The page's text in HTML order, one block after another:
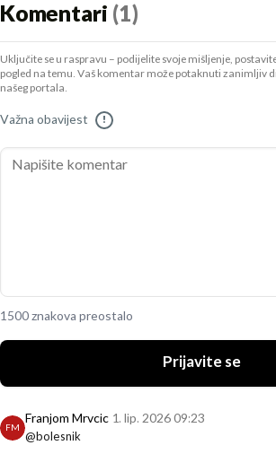
Komentari (1)
Uključite se u raspravu – podijelite svoje mišljenje,
pogled na temu. Vaš komentar može potaknuti zanimljiv
našeg portala.
Važna obavijest !
1500 znakova preostalo
Prijavite se
FM
Franjom Mrvcic
@bolesnik
1. lip. 2026 09:23